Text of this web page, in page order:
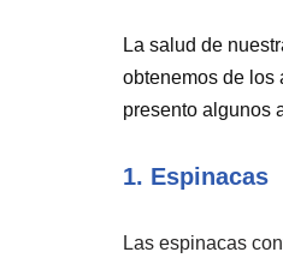
La salud de
obtenemos de los
presento algunos
1. Espinacas
Las espinacas